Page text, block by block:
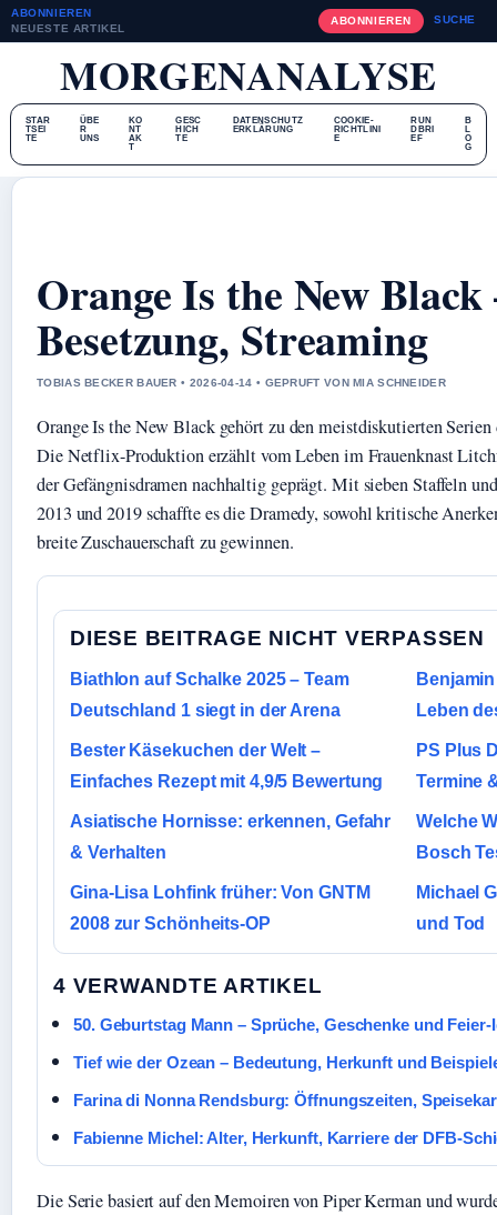
ABONNIEREN
NEUESTE ARTIKEL
ABONNIEREN SUCHE
MORGENANALYSE
STAR
TSEI
TE
ÜBE
R
UNS
KO
NT
AK
T
GESC
HICH
TE
DATENSCHUTZ
ERKLÄRUNG
COOKIE-
RICHTLINI
E
RUN
DBRI
EF
B
L
O
G
Orange Is the New
Besetzung, Streaming
TOBIAS BECKER BAUER • 2026-04-14 • GEPRUFT VON MIA SCHNEIDER
Orange Is the New Black gehört zu den meistdiskutierten
Die Netflix-Produktion erzählt vom Leben im Frauenknast
der Gefängnisdramen nachhaltig geprägt. Mit sieben Staffeln
2013 und 2019 schaffte es die Dramedy, sowohl kritische
breite Zuschauerschaft zu gewinnen.
DIESE BEITRAGE NICHT VERPASSEN
Biathlon auf Schalke 2025 – Team
Deutschland 1 siegt in der Arena
Leben
Bester Käsekuchen der Welt –
Einfaches Rezept mit 4,9/5 Bewertung
PS Plus
Termine
Asiatische Hornisse: erkennen, Gefahr
& Verhalten
Welche
Bosch
Gina-Lisa Lohfink früher: Von GNTM
2008 zur Schönheits-OP
Michael
und Tod
4 VERWANDTE ARTIKEL
50. Geburtstag Mann – Sprüche, Geschenke und Feier-
Tief wie der Ozean – Bedeutung, Herkunft und
Farina di Nonna Rendsburg: Öffnungszeiten,
Fabienne Michel: Alter, Herkunft, Karriere der DFB-
Die Serie basiert auf den Memoiren von Piper Kerman und